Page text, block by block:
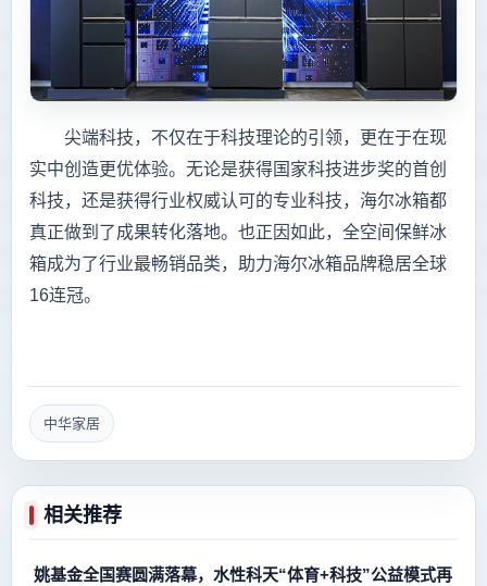
尖端科技，不仅在于科技理论的引领，更在于在现
实中创造更优体验。无论是获得国家科技进步奖的首创
科技，还是获得行业权威认可的专业科技，海尔冰箱都
真正做到了成果转化落地。也正因如此，全空间保鲜冰
箱成为了行业最畅销品类，助力海尔冰箱品牌稳居全球
16连冠。
中华家居
相关推荐
姚基金全国赛圆满落幕，水性科天“体育+科技”公益模式再